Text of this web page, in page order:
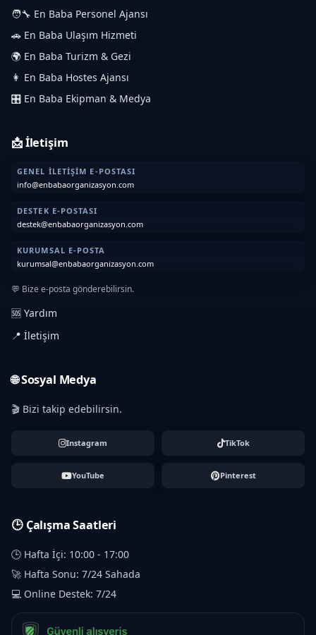
🧑‍🔧 En Baba Personel Ajansı
🚗 En Baba Ulaşım Hizmeti
🌍 En Baba Turizm & Gezi
👩 En Baba Hostes Ajansı
🎛️ En Baba Ekipman & Medya
📩 İletişim
GENEL İLETIŞIM E-POSTASI
info@enbabaorganizasyon.com
DESTEK E-POSTASI
destek@enbabaorganizasyon.com
KURUMSAL E-POSTA
kurumsal@enbabaorganizasyon.com
💬 Bize e-posta gönderebilirsin.
🆘 Yardım
📍 İletişim
🌐 Sosyal Medya
🎬 Bizi takip edebilirsin.
Instagram TikTok
YouTube Pinterest
🕒 Çalışma Saatleri
🕒 Hafta İçi: 10:00 - 17:00
🚀 Hafta Sonu: 7/24 Sahada
💻 Online Destek: 7/24